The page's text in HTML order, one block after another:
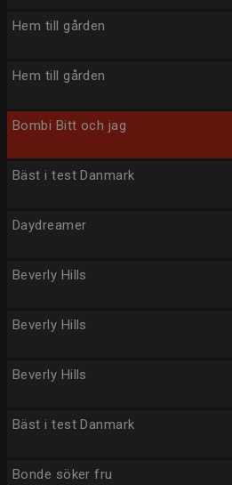
Hem till gården
Hem till gården
Bombi Bitt och jag
Bäst i test Danmark
Daydreamer
Beverly Hills
Beverly Hills
Beverly Hills
Bäst i test Danmark
Bonde söker fru